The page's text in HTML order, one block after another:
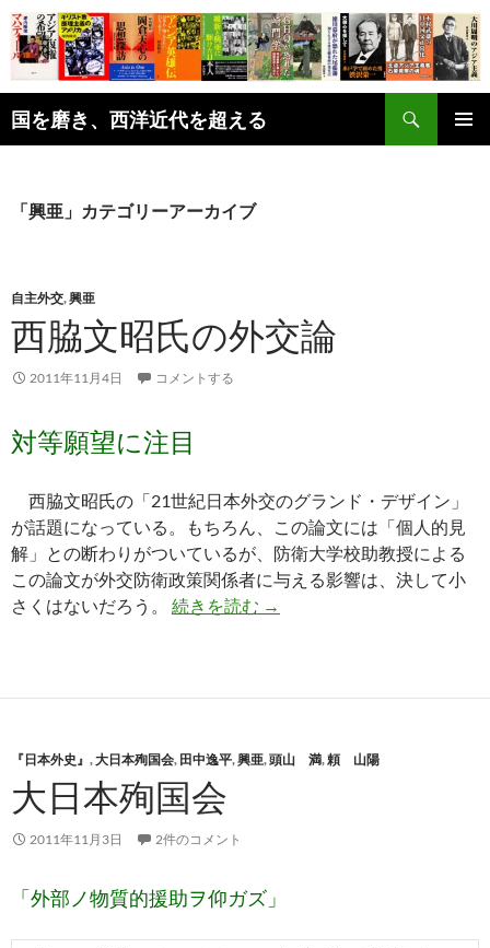
コ
ン
テ
ン
ツ
へ
国を磨き、西洋近代を超える
索
「興亜」カテゴリーアーカイブ
自主外交,興亜
西脇文昭氏の外交論
2011年11月4日 コメントする
対等願望に注目
西脇文昭氏の「21世紀日本外交のグランド・デザイン」
が話題になっている。もちろん、この論文には「個人的見
解」との断わりがついているが、防衛大学校助教授による
この論文が外交防衛政策関係者に与える影響は、決して小
さくはないだろう。 続きを読む 西脇文昭氏の外交論
→
『日本外史』 ,大日本殉国会, 田中逸平,興亜,頭山 満,頼 山陽
大日本殉国会
2011年11月3日 2件のコメント
「外部ノ物質的援助ヲ仰ガズ」